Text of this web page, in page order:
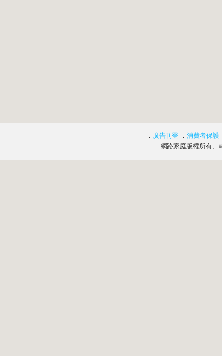
． 廣告刊登 ． 消費者保護
網路家庭版權所有、